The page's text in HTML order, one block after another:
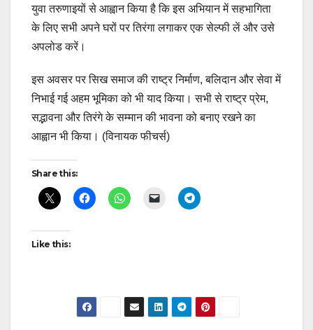
युवा तरुणाइयों से आह्वान किया है कि इस अभियान में सहभागिता
के लिए सभी अपने घरों पर तिरंगा लगाकर एक सेल्फी लें और उसे
अपलोड करें।
इस अवसर पर सिख समाज की राष्ट्र निर्माण, बलिदान और सेवा में
निभाई गई अहम भूमिका को भी याद किया। सभी से राष्ट्र प्रेम,
सद्भावना और तिरंगे के सम्मान की भावना को बनाए रखने का
आह्वान भी किया। (विनायक फीचर्स)
Share this:
Like this: